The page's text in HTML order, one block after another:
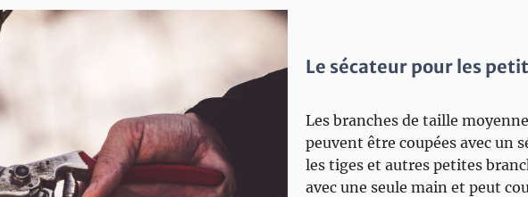
Le sécateur pour les
Les branches de taille
peuvent être coupées avec un
les tiges et autres petites
avec une seule main et peut